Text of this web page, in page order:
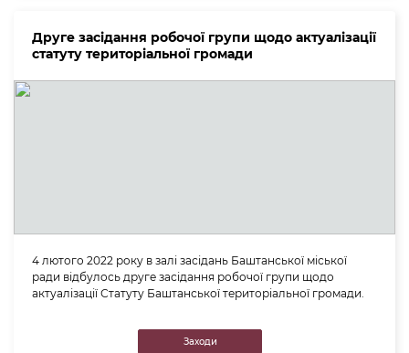
Друге засідання робочої групи щодо актуалізації
статуту територіальної громади
4 лютого 2022 року в залі засідань Баштанської міської
ради відбулось друге засідання робочої групи щодо
актуалізації Статуту Баштанської територіальної громади.
Заходи